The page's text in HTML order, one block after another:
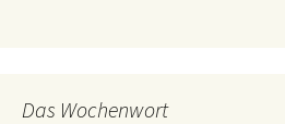
Das Wochenwort